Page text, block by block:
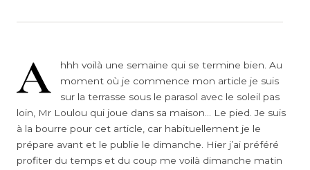
A
hhh voilà une semaine qui se termine bien. Au
moment où je commence mon article je suis
sur la terrasse sous le parasol avec le soleil pas
loin, Mr Loulou qui joue dans sa maison… Le pied. Je suis
à la bourre pour cet article, car habituellement je le
prépare avant et le publie le dimanche. Hier j’ai préféré
profiter du temps et du coup me voilà dimanche matin